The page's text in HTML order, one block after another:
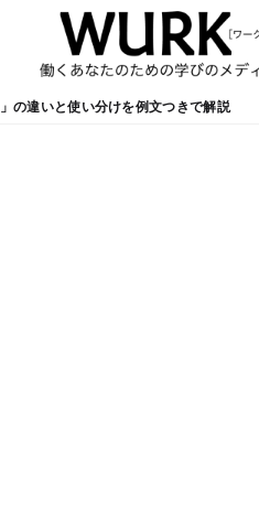
の違いと使い分けを例文つきで解説